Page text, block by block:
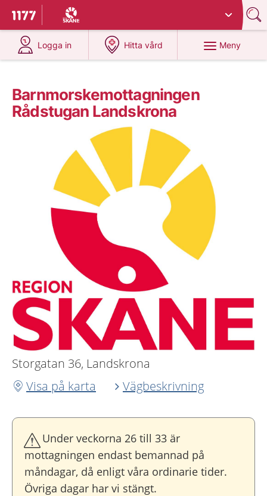
Till startsidan för 1177
Du har valt region
Logga in
på 1177.se
Hitta vård
på 1177.se
Meny
Barnmorskemottagningen
Rådstugan Landskrona
Storgatan 36, Landskrona
Visa på karta
Vägbeskrivning
Under veckorna 26 till 33 är
mottagningen endast bemannad på
måndagar, då enligt våra ordinarie tider.
Övriga dagar har vi stängt.